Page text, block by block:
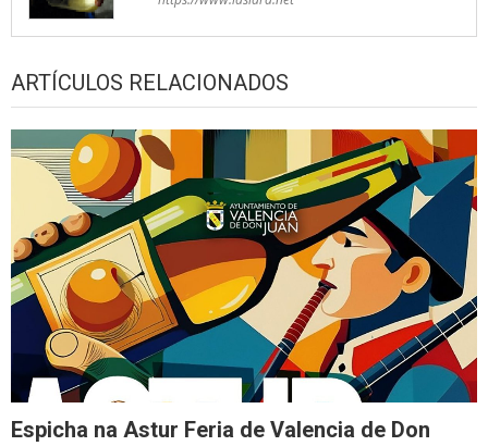
ARTÍCULOS RELACIONADOS
Espicha na Astur Feria de Valencia de Don